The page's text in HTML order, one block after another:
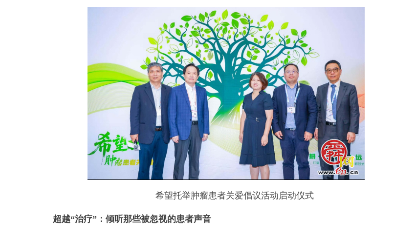
希望托举肿瘤患者关爱倡议活动启动仪式
超越“治疗”：倾听那些被忽视的患者声音